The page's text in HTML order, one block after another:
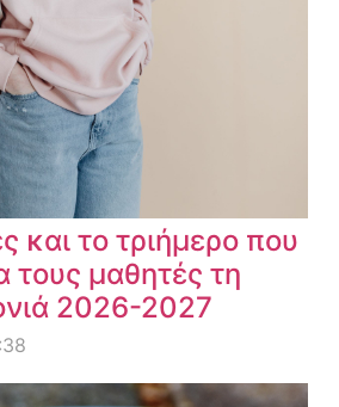
και το τριήμερο που
τους μαθητές τη
2026-2027